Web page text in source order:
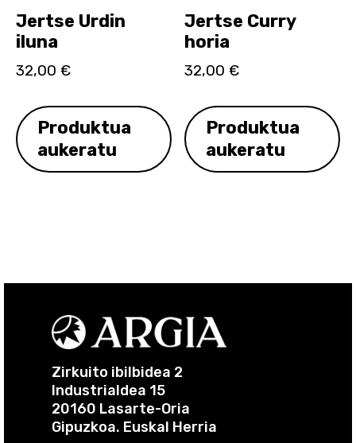
Jertse Urdin
iluna
32,00 €
Produktua
aukeratu
Jertse Curry
horia
32,00€
Produktua
aukeratu
Zirkuito ibilbidea 2
Industrialdea 15
20160 Lasarte-Oria
Gipuzkoa. Euskal Herria